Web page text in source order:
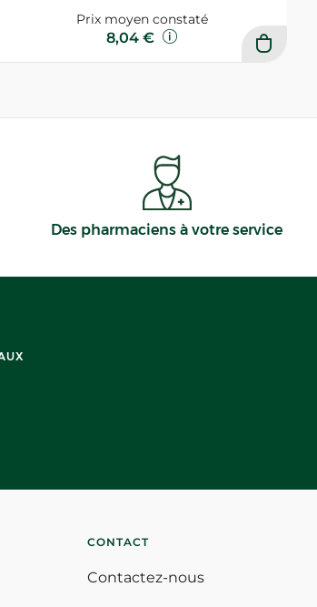
Prix moyen constaté
8,04 €
Des pharmaciens à votre service
CONTACT
Contactez-nous